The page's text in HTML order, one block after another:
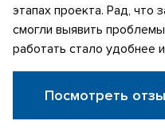
этапах проекта. Рад, что
смогли выявить
работать стало удобнее
Посмотреть